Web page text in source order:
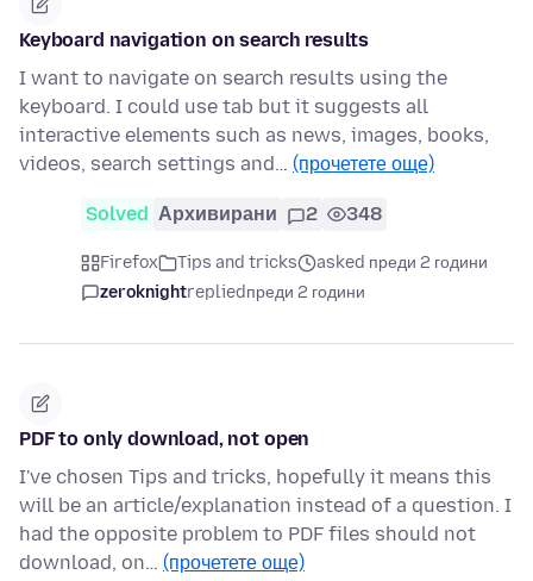
Keyboard navigation on search results
I want to navigate on search results using the
keyboard. I could use tab but it suggests all
interactive elements such as news, images, books,
videos, search settings and… (прочетете още)
Solved Архивирани 2 348
Firefox Tips and tricks
asked преди 2 години
zeroknightrepliedпреди 2 години
PDF to only download, not open
I've chosen Tips and tricks, hopefully it means this
will be an article/explanation instead of a question. I
had the opposite problem to PDF files should not
download, on… (прочетете още)